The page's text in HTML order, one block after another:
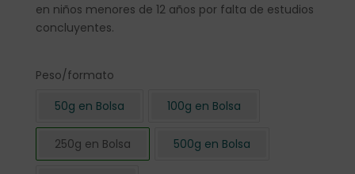
en niños menores de 12 años por falta de estudios
concluyentes.
Peso/formato
50g en Bolsa
100g en Bolsa
250g en Bolsa 500g en Bolsa